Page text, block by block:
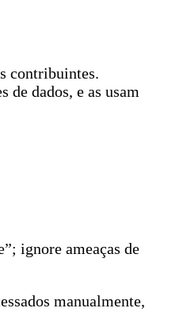
contribuintes.
de dados, e as usam
ignore ameaças de
manualmente,